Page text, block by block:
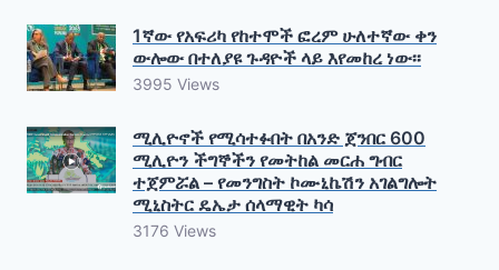
1ኛው የአፍሪካ የከተሞች ፎረም ሁለተኛው ቀን
ውሎው በተለያዩ ጉዳዮች ላይ እየመከረ ነው፡፡
3995 Views
ሚሊዮኖች የሚሳተፉበት በአንድ ጀንበር 600
ሚሊዮን ችግኞችን የመትከል መርሐ ግብር
ተጀምሯል – የመንግስት ኮሙኒኬሽን አገልግሎት
ሚኒስትር ዴኤታ ሰላማዊት ካሳ
3176 Views